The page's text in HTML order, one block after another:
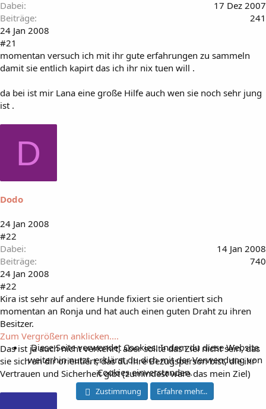
Dabei
17 Dez 2007
Beiträge
241
24 Jan 2008
#21
momentan versuch ich mit ihr gute erfahrungen zu sammeln
damit sie entlich kapirt das ich ihr nix tuen will .
da bei ist mir Lana eine große Hilfe auch wen sie noch sehr jung
ist .
D
Dodo
24 Jan 2008
#22
Dabei
14 Jan 2008
Beiträge
740
24 Jan 2008
#22
Kira ist sehr auf andere Hunde fixiert sie orientiert sich
momentan an Ronja und hat auch einen guten Draht zu ihren
Besitzer.
Zum Vergrößern anklicken....
Das ist ja auch nicht verkehrt, aber sollte das Ziel nicht sein, das
sie sich an dir orientiert, das du ihre Bezugsperson bist, die ihr
Vertrauen und Sicherheit gibt (zumindest wäre das mein Ziel)
Diese Seite verwendet Cookies. Indem du diese Website
weiterhin nutzt, erklärst du dich mit der Verwendung von
Cookies einverstanden.
Zustimmung Erfahre mehr...